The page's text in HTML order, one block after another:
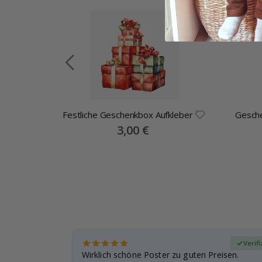
Festliche Geschenkbox Aufkleber
Special
Price
3,00 €
Wirklich schöne Poster zu guten Preisen.